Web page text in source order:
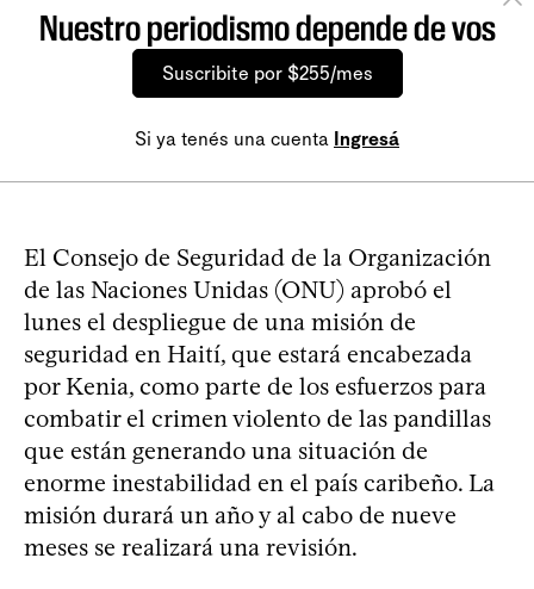
Nuestro periodismo depende de vos
Suscribite por $255/mes
Si ya tenés una cuenta Ingresá
El Consejo de Seguridad de la Organización
de las Naciones Unidas (ONU) aprobó el
lunes el despliegue de una misión de
seguridad en Haití, que estará encabezada
por Kenia, como parte de los esfuerzos para
combatir el crimen violento de las pandillas
que están generando una situación de
enorme inestabilidad en el país caribeño. La
misión durará un año y al cabo de nueve
meses se realizará una revisión.